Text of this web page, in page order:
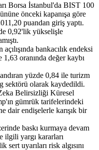
Borsa İstanbul'da BIST 100
önceki kapanışa göre
puandan giriş yaptı.
0,92'lik yükselişle
bankacılık endeksi
oranında değer kaybı
yüzde 0,84 ile turizm
sektörü olarak kaydedildi.
Belirsizliği Küresel
gümrük tarifelerindeki
dair endişelerle karışık bir
baskı kurmaya devam
ilgili yargı kararları
uyarıları risk algısını